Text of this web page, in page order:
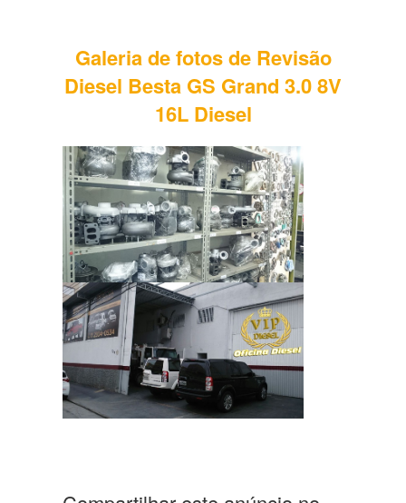
Galeria de fotos de Revisão
Diesel Besta GS Grand 3.0 8V
16L Diesel